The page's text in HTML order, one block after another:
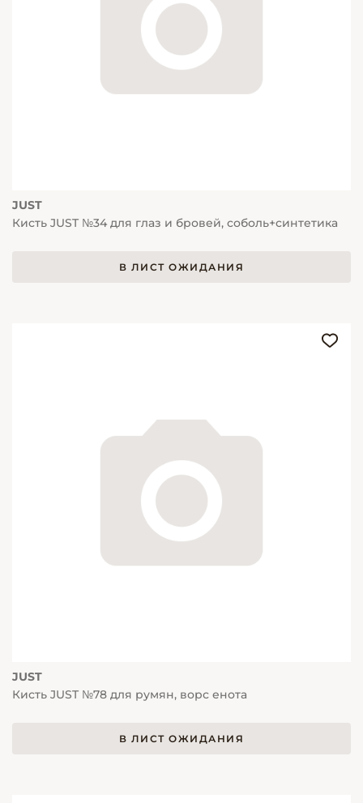
JUST
Кисть JUST №34 для глаз и бровей, соболь+синтетика
В ЛИСТ ОЖИДАНИЯ
JUST
Кисть JUST №78 для румян, ворс енота
В ЛИСТ ОЖИДАНИЯ